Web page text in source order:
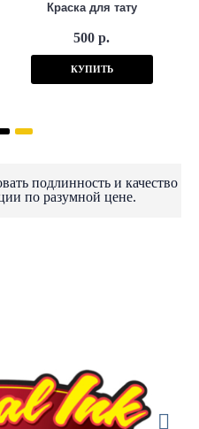
Краска для тату
500 р.
КУПИТЬ
подлинность и качество
по разумной цене.